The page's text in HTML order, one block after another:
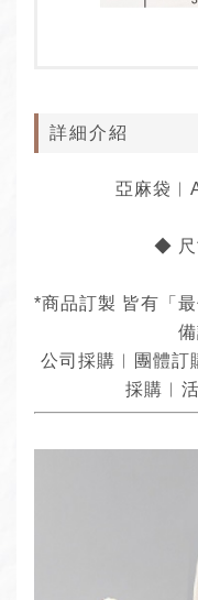
詳細介紹
亞麻袋
◆ 尺
*商品訂製 皆有「
公司採購︱團體訂
採購︱